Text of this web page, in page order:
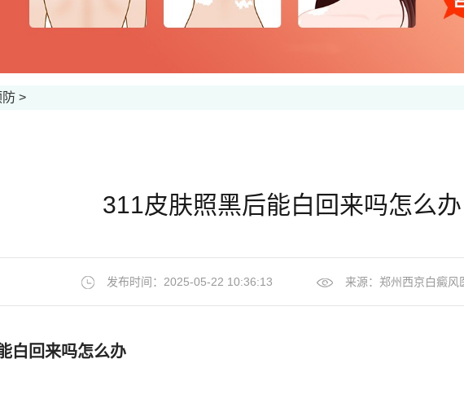
防 >
311皮肤照黑后能白回来吗怎么办
发布时间：2025-05-22 10:36:13 来源： 郑州西京白癜风
白回来吗怎么办